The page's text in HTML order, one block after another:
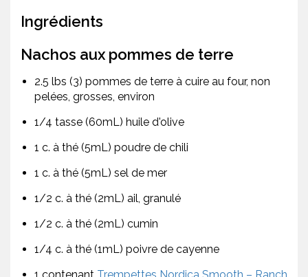
Ingrédients
Nachos aux pommes de terre
2.5 lbs (3) pommes de terre à cuire au four, non
pelées, grosses, environ
1/4 tasse (60mL) huile d'olive
1 c. à thé (5mL) poudre de chili
1 c. à thé (5mL) sel de mer
1/2 c. à thé (2mL) ail, granulé
1/2 c. à thé (2mL) cumin
1/4 c. à thé (1mL) poivre de cayenne